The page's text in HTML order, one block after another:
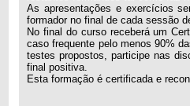
As apresentações e exercícios
formador no final de cada sessão
No final do curso receberá um
caso frequente pelo menos 90%
testes propostos, participe nas
final positiva.
Esta formação é certificada e